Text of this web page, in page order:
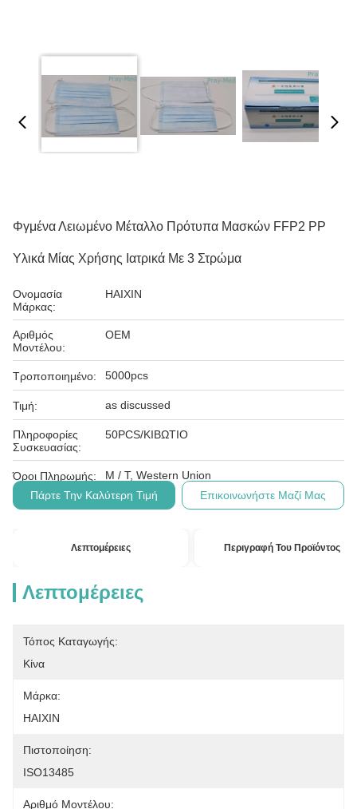
Φγμένα Λειωμένο Μέταλλο Πρότυπα Μασκών FFP2 PP
Υλικά Μίας Χρήσης Ιατρικά Με 3 Στρώμα
Ονομασία
Μάρκας:
HAIXIN
Αριθμός
Μοντέλου:
OEM
Τροποποιημένο: 5000pcs
Τιμή: as discussed
Πληροφορίες
Συσκευασίας:
50PCS/ΚΙΒΩΤΙΟ
Όροι Πληρωμής:
Μ / Τ, Western Union
Πάρτε Την Καλύτερη Τιμή
Επικοινωνήστε Μαζί Μας
Λεπτομέρειες Περιγραφή Του Προϊόντος
Λεπτομέρειες
Τόπος Καταγωγής:
Κίνα
Μάρκα:
HAIXIN
Πιστοποίηση:
ISO13485
Αριθμό Μοντέλου: